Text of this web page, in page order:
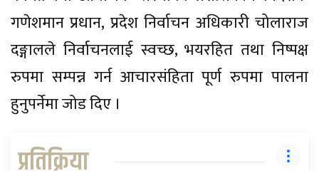
गणेशमान प्रधान, प्रदेश निर्वाचन अधिकारी चोलाराज
दङ्गालले निर्वाचनलाई स्वच्छ, भयरहित तथा निष्पक्ष
रुपमा सम्पन्न गर्न आचारसंहिता पूर्ण रुपमा पालना
हुनुपर्नेमा जोड दिए ।
प्रतिक्रिया